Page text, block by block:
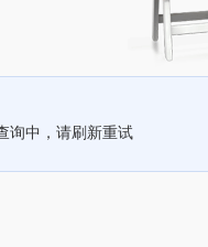
询中，请刷新重试